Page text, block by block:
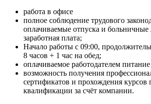
работа в офисе
полное соблюдение трудового
оплачиваемые отпуска и больничные
заработная плата;
Начало работы с 09:00,
8 часов + 1 час на обед;
оплачиваемое работодателем
возможность получения
сертификатов и прохождения
квалификации за счёт компании.